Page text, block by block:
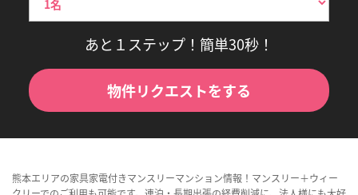
あと１ステップ！簡単30秒！
物件リクエストをする
熊本エリアの家具家電付きマンスリーマンション情報！マンスリー＋ウィー